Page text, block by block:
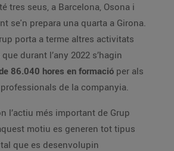
tres seus, a Barcelona, Osona i
se'n prepara una quarta a Girona.
porta a terme altres activitats
durant l’any 2022 s’hagin
86.040 hores en formació per als
de la companyia.
l’actiu més important de Grup
motiu es generen tot tipus
que es desenvolupin